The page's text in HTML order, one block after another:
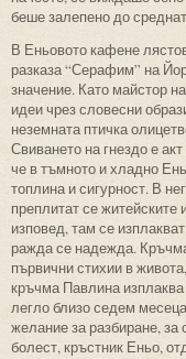
беше залепено до
В Еньовото кафене
разказа “Серафим” на
значение. Като майстор
идеи чрез словесни
неземната птичка
Свиването на гнездо е
че в тъмното и хладно
топлина и сигурност. В
преплитат се
изповед, там се
ражда се надежда.
първични стихии в
кръчма Павлина
легло близо седем
желание за разбиране,
болест, кръстник Еньо,